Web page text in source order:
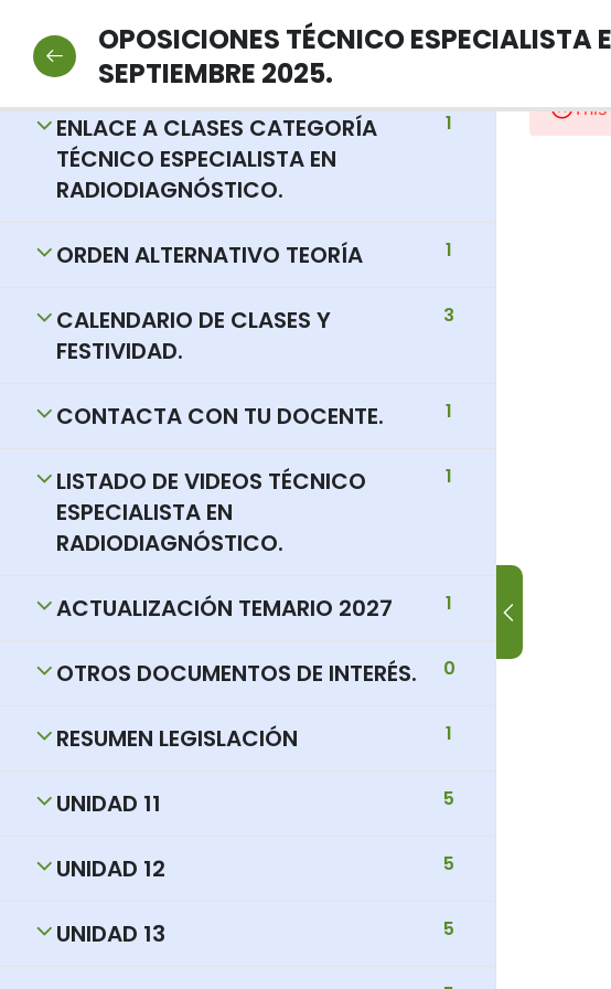
NORMAS Y PROTOCOLOS DE
INTERÉS
2
ENLACE A CLASES CATEGORÍA
TÉCNICO ESPECIALISTA EN
RADIODIAGNÓSTICO.
1
ORDEN ALTERNATIVO TEORÍA 1
CALENDARIO DE CLASES Y
FESTIVIDAD.
3
CONTACTA CON TU DOCENTE. 1
LISTADO DE VIDEOS TÉCNICO
ESPECIALISTA EN
RADIODIAGNÓSTICO.
1
ACTUALIZACIÓN TEMARIO 2027 1
OTROS DOCUMENTOS DE INTERÉS. 0
RESUMEN LEGISLACIÓN 1
UNIDAD 11 5
UNIDAD 12 5
UNIDAD 13 5
OPOSICIONES TÉCNICO
SEPTIEMBRE 2025.